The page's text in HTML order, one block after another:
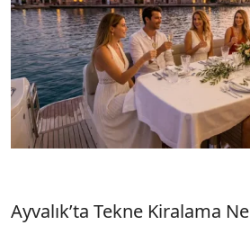
Ayvalık’ta Tekne Kiralama